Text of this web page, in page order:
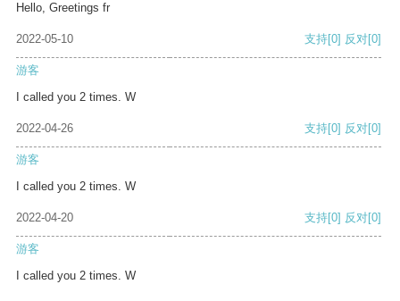
Hello, Greetings fr
2022-05-10 支持[0] 反对[0]
游客
I called you 2 times. W
2022-04-26 支持[0] 反对[0]
游客
I called you 2 times. W
2022-04-20 支持[0] 反对[0]
游客
I called you 2 times. W